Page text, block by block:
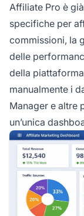
Affiliate Pro è
specifiche per
commissioni, la
delle
della
manualmente i
Manager e altre
un’unica